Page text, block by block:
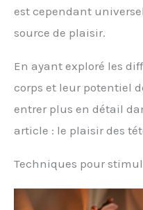
est cependant
source de plaisir.
En ayant exploré les
corps et leur potentiel
entrer plus en détail
article : le plaisir des
Techniques pour